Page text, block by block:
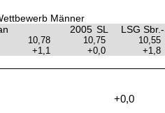
Männer
2005 SL LSG
10,78 10,75
10,55
+1,1 +0,0 +1,8
+0,0